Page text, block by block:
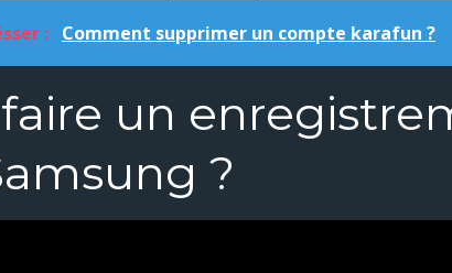
: Comment supprimer un compte karafun ?
un
?